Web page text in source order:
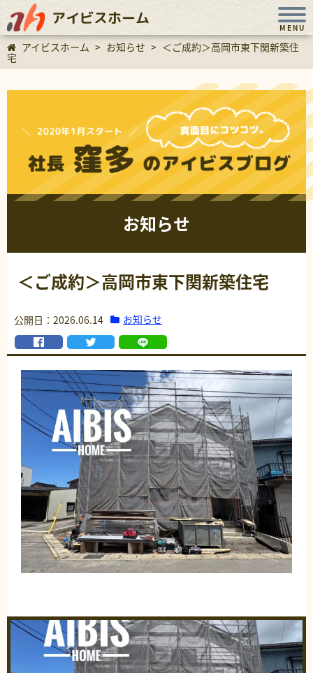
アイビスホーム
MENU
アイビスホーム > お知らせ > ＜ご成約＞高岡市東下関新築住
宅
お知らせ
＜ご成約＞高岡市東下関新築住宅
公開日：2026.06.14 お知らせ